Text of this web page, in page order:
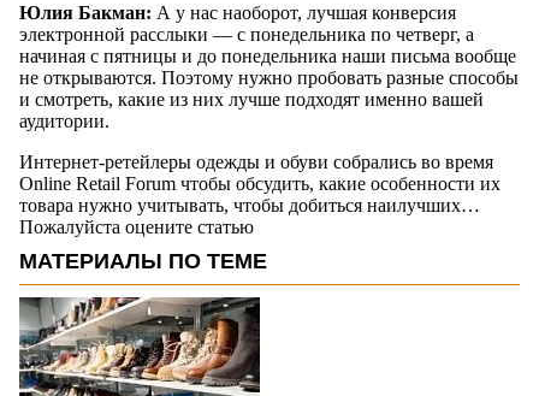
Юлия Бакман: А у нас наоборот, лучшая конверсия
электронной расслыки — с понедельника по четверг, а
начиная с пятницы и до понедельника наши письма вообще
не открываются. Поэтому нужно пробовать разные способы
и смотреть, какие из них лучше подходят именно вашей
аудитории.
Интернет-ретейлеры одежды и обуви собрались во время
Online Retail Forum чтобы обсудить, какие особенности их
товара нужно учитывать, чтобы добиться наилучших…
Пожалуйста оцените статью
МАТЕРИАЛЫ ПО ТЕМЕ